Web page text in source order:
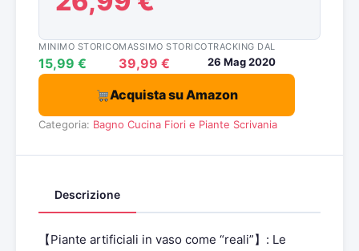
MINIMO STORICO
15,99 €
MASSIMO STORICO
39,99 €
TRACKING DAL
26 Mag 2020
Acquista su Amazon
Categoria: Bagno Cucina Fiori e Piante Scrivania
Descrizione
【Piante artificiali in vaso come “reali”】: Le